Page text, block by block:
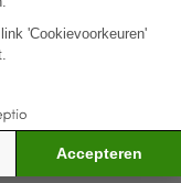
Uiteindelijk
in RNA-
te
diagnoses
voor